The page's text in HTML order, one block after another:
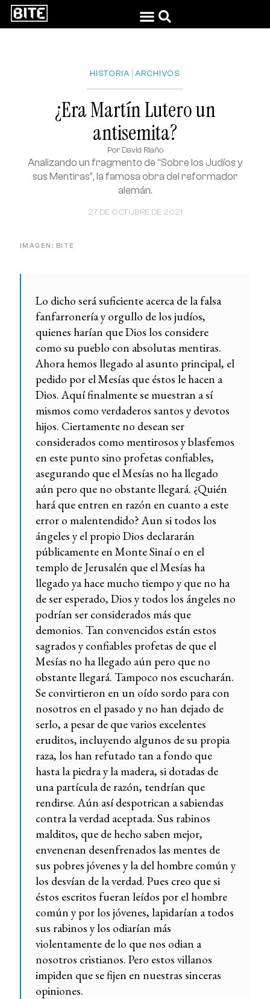
HISTORIA ARCHIVOS
¿Era Martín Lutero un
antisemita?
Por David Riaño
27 DE OCTUBRE DE 2021
Analizando un fragmento de “Sobre los Judíos y
sus Mentiras”, la famosa obra del reformador
alemán.
IMAGEN: BITE
Lo dicho será suficiente acerca de la falsa
fanfarronería y orgullo de los judíos,
quienes harían que Dios los considere
como su pueblo con absolutas mentiras.
Ahora hemos llegado al asunto principal, el
pedido por el Mesías que éstos le hacen a
Dios. Aquí finalmente se muestran a sí
mismos como verdaderos santos y devotos
hijos. Ciertamente no desean ser
considerados como mentirosos y blasfemos
en este punto sino profetas confiables,
asegurando que el Mesías no ha llegado
aún pero que no obstante llegará. ¿Quién
hará que entren en razón en cuanto a este
error o malentendido? Aun si todos los
ángeles y el propio Dios declararán
públicamente en Monte Sinaí o en el
templo de Jerusalén que el Mesías ha
llegado ya hace mucho tiempo y que no ha
de ser esperado, Dios y todos los ángeles no
podrían ser considerados más que
demonios. Tan convencidos están estos
sagrados y confiables profetas de que el
Mesías no ha llegado aún pero que no
obstante llegará. Tampoco nos escucharán.
Se convirtieron en un oído sordo para con
nosotros en el pasado y no han dejado de
serlo, a pesar de que varios excelentes
eruditos, incluyendo algunos de su propia
raza, los han refutado tan a fondo que
hasta la piedra y la madera, si dotadas de
una partícula de razón, tendrían que
rendirse. Aún así despotrican a sabiendas
contra la verdad aceptada. Sus rabinos
malditos, que de hecho saben mejor,
envenenan desenfrenados las mentes de
sus pobres jóvenes y la del hombre común y
los desvían de la verdad. Pues creo que si
éstos escritos fueran leídos por el hombre
común y por los jóvenes, lapidarían a todos
sus rabinos y los odiarían más
violentamente de lo que nos odian a
nosotros cristianos. Pero estos villanos
impiden que se fijen en nuestras sinceras
opiniones.